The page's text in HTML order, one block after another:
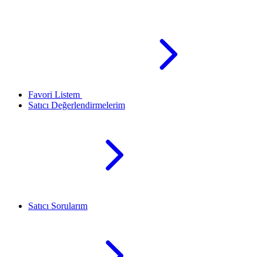
Favori Listem
Satıcı Değerlendirmelerim
Satıcı Sorularım